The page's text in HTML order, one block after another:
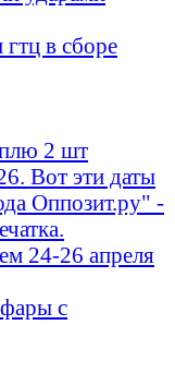
в сборе
2 шт
Вот эти даты
Оппозит.ру" -
24-26 апреля
с